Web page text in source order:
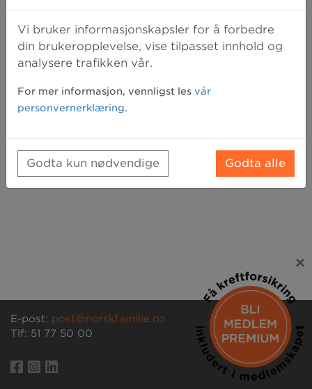
LOGG INN
E-post: post@norskfamilie.no
Tlf: 51 77 50 00
×
Vi bruker informasjonskapsler for å forbedre
din brukeropplevelse, vise tilpasset innhold og
analysere trafikken vår.
For mer informasjon, vennligst les vår
personvernerklæring.
Godta kun nødvendige Godta alle